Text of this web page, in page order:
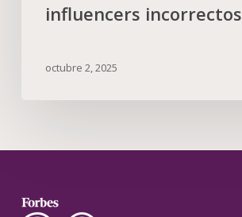
influencers incorrectos
octubre 2, 2025